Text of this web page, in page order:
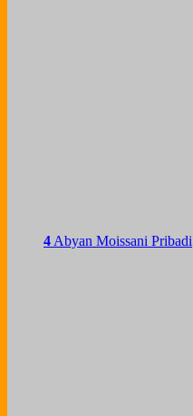
4Abyan Moissani Pribadi